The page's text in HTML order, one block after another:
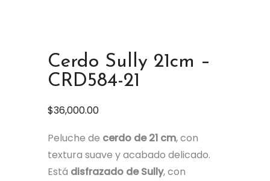
Cerdo Sully 21cm –
CRD584-21
$36,000.00
Peluche de cerdo de 21 cm, con
textura suave y acabado delicado.
Está disfrazado de Sully, con